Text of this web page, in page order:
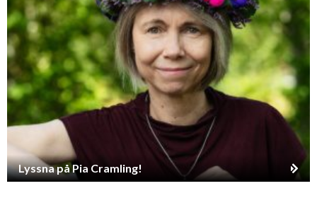
Lyssna på Pia Cramling!